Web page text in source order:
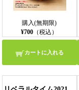
購入(無期限)
¥700 （税込）
カートに入れる